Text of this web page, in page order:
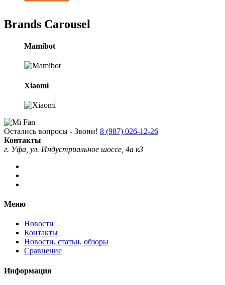
Brands Carousel
Mamibot
Xiaomi
Остались вопросы - Звони! 8 (987) 026-12-26
Контакты
г. Уфа, ул. Индустриальное шоссе, 4а к3
Меню
Новости
Контакты
Новости, статьи, обзоры
Сравнение
Информация